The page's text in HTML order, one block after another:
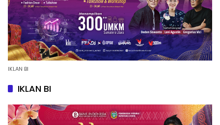
IKLAN BI
IKLAN BI